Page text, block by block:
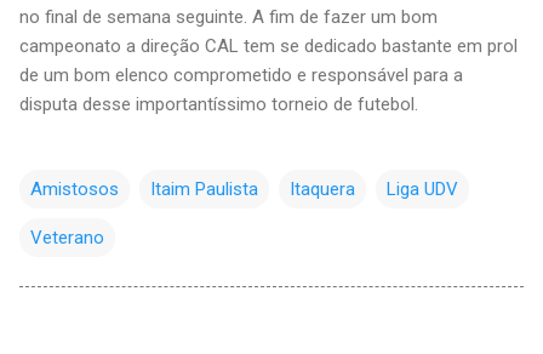
no final de semana seguinte. A fim de fazer um bom
campeonato a direção CAL tem se dedicado bastante em prol
de um bom elenco comprometido e responsável para a
disputa desse importantíssimo torneio de futebol.
Amistosos Itaim Paulista Itaquera Liga UDV
Veterano